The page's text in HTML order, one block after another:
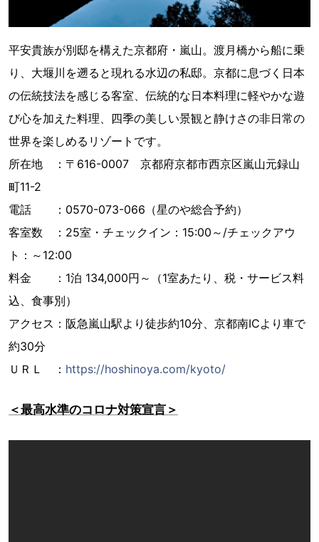
平安貴族が別邸を構えた京都府・嵐山。渡月橋から船に乗
り、大堰川を遡ると現れる水辺の私邸。京都に息づく日本
の伝統技法を感じる客室、伝統的な日本料理に軽やかな遊
び心を加えた料理、四季の美しい景観と静けさの非日常の
世界を楽しめるリゾートです。
所在地 ：〒616-0007 京都府京都市西京区嵐山元録山
町11-2
電話 ：0570-073-066（星のや総合予約）
客室数 ：25室・チェックイン：15:00～/チェックアウ
ト：～12:00
料金 ：1泊 134,000円～（1室あたり、税・サービス料
込、食事別）
アクセス：阪急嵐山駅より徒歩約10分、京都南ICより車で
約30分
ＵＲＬ ： https://hoshinoya.com/kyoto/
＜最高水準のコロナ対策宣言＞